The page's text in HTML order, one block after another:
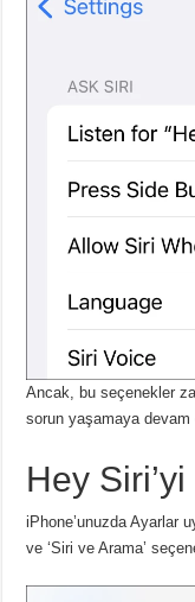
Ancak, bu seçenekler
sorun yaşamaya devam
Hey Siri’yi
iPhone’unuzda Ayarlar
ve ‘Siri ve Arama’